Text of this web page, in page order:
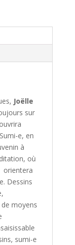
Joëlle
sur
e, en
à
où
orientera
Dessins
moyens
sumi-e